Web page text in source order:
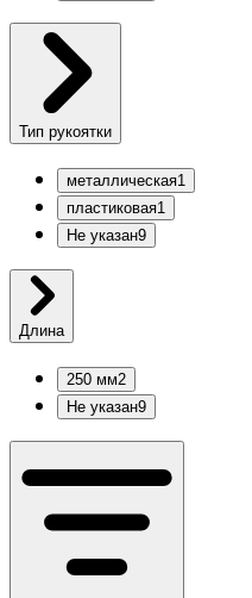
Тип рукоятки
металлическая1
пластиковая1
Не указан9
Длина
250 мм2
Не указан9